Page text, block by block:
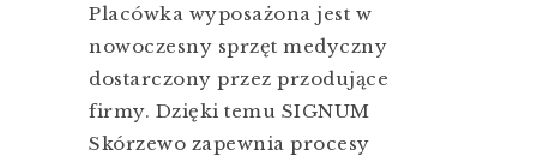
Placówka wyposażona jest w
nowoczesny sprzęt medyczny
dostarczony przez przodujące
firmy. Dzięki temu SIGNUM
Skórzewo zapewnia procesy